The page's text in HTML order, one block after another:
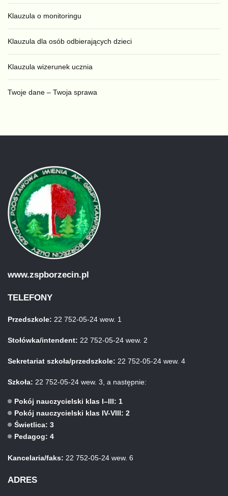
Klauzula o monitoringu
Klauzula dla osób odbierających dzieci
Klauzula wizerunek ucznia
Twoje dane – Twoja sprawa
www.zspborzecin.pl
TELEFONY
Przedszkole: 22 752-05-24 wew. 1
Stołówka/intendent: 22 752-05-24 wew. 2
Sekretariat szkoła/przedszkole: 22 752-05-24 wew. 4
Szkoła: 22 752-05-24 wew. 3, a następnie:
Pokój nauczycielski klas I–III: 1
Pokój nauczycielski klas IV-VIII: 2
Świetlica: 3
Pedagog: 4
Kancelaria/faks: 22 752-05-24 wew. 6
ADRES